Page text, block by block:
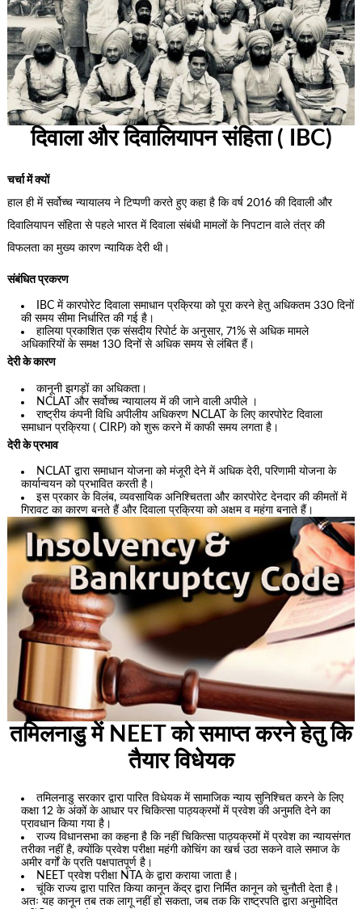
दिवाला और दिवालियापन संहिता ( IBC)
चर्चा में क्यों
हाल ही में सर्वोच्च न्यायालय ने टिप्पणी करते हुए कहा है कि वर्ष 2016 की दिवाली और
दिवालियापन संहिता से पहले भारत में दिवाला संबंधी मामलों के निपटान वाले तंत्र की
विफलता का मुख्य कारण न्यायिक देरी थी।
संबंधित प्रकरण
IBC में कारपोरेट दिवाला समाधान प्रक्रिया को पूरा करने हेतु अधिकतम 330 दिनों
की समय सीमा निर्धारित की गई है।
हालिया प्रकाशित एक संसदीय रिपोर्ट के अनुसार, 71% से अधिक मामले
अधिकारियों के समक्ष 130 दिनों से अधिक समय से लंबित हैं।
देरी के कारण
कानूनी झगड़ों का अधिकता।
NCLAT और सर्वोच्च न्यायालय में की जाने वाली अपीले ।
राष्ट्रीय कंपनी विधि अपीलीय अधिकरण NCLAT के लिए कारपोरेट दिवाला
समाधान प्रक्रिया ( CIRP) को शुरू करने में काफी समय लगता है।
देरी के प्रभाव
NCLAT द्वारा समाधान योजना को मंजूरी देने में अधिक देरी, परिणामी योजना के
कार्यान्वयन को प्रभावित करती है।
इस प्रकार के विलंब, व्यवसायिक अनिश्चितता और कारपोरेट देनदार की कीमतों में
गिरावट का कारण बनते हैं और दिवाला प्रक्रिया को अक्षम व महंगा बनाते हैं।
तमिलनाडु में NEET को समाप्त करने हेतु कि
तैयार विधेयक
तमिलनाडु सरकार द्वारा पारित विधेयक में सामाजिक न्याय सुनिश्चित करने के लिए
कक्षा 12 के अंकों के आधार पर चिकित्सा पाठ्यक्रमों में प्रवेश की अनुमति देने का
प्रावधान किया गया है।
राज्य विधानसभा का कहना है कि नहीं चिकित्सा पाठ्यक्रमों में प्रवेश का न्यायसंगत
तरीका नहीं है, क्योंकि प्रवेश परीक्षा महंगी कोचिंग का खर्च उठा सकने वाले समाज के
अमीर वर्गों के प्रति पक्षपातपूर्ण है।
NEET प्रवेश परीक्षा NTA के द्वारा कराया जाता है।
चूंकि राज्य द्वारा पारित किया कानून केंद्र द्वारा निर्मित कानून को चुनौती देता है।
अतः यह कानून तब तक लागू नहीं हो सकता, जब तक कि राष्ट्रपति द्वारा अनुमोदित